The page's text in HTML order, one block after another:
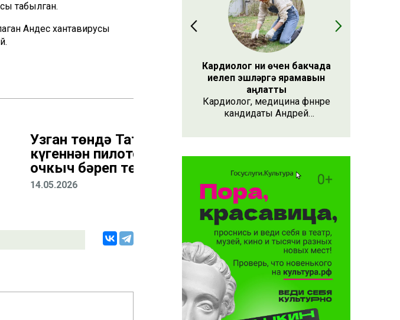
табылган.
Андес хантавирусы
Узган төндә Татарстан
күгеннән пилотсыз
очкыч бәреп төшерелде
14.05.2026
Кардиолог ни өчен бакчада
иелеп эшләргә ярамавын
аңлатты
Кардиолог, медицина фәннәре
кандидаты Андрей
әңгәмәсендә өлкән яшьтәге